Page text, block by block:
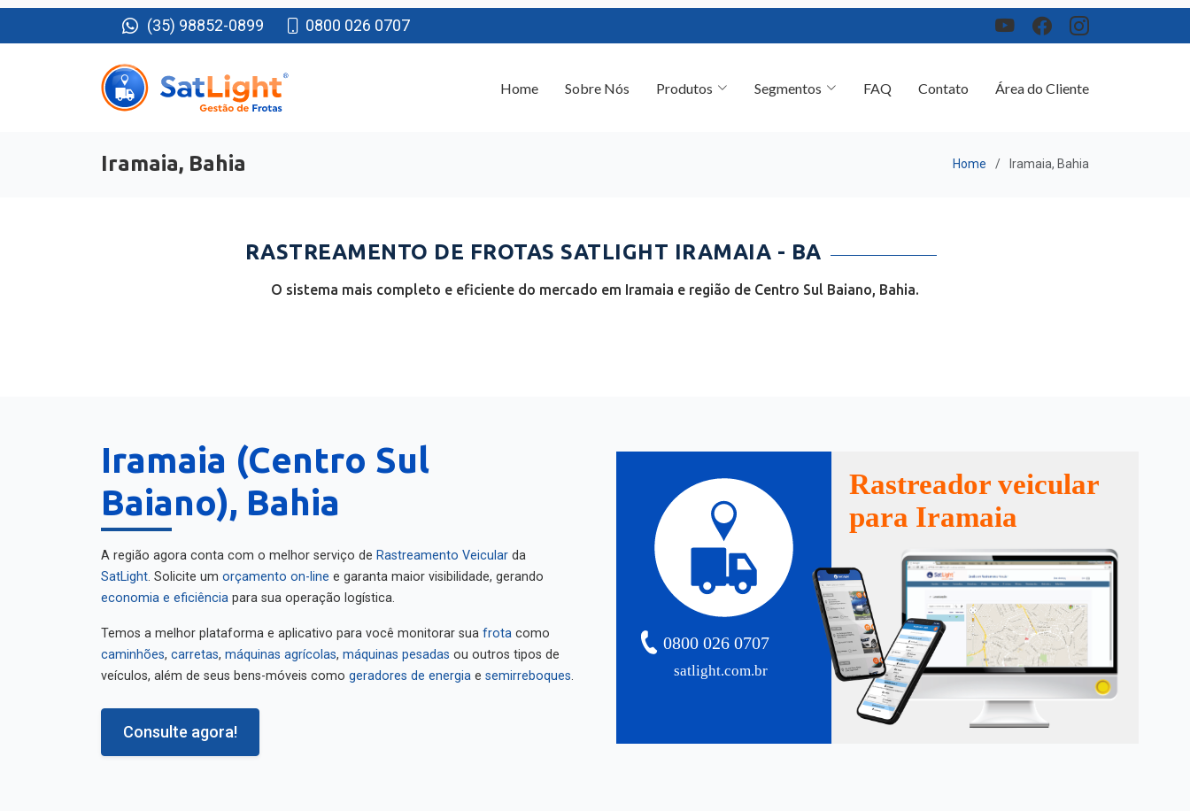
(35) 98852-0899 0800 026 0707
Área do Cliente
Iramaia, Bahia Home Iramaia, Bahia
RASTREAMENTO DE FROTAS SATLIGHT IRAMAIA - BA
O sistema mais completo e eficiente do mercado em Iramaia e região de Centro Sul Baiano, Bahia.
Iramaia (Centro Sul
Baiano), Bahia
A região agora conta com o melhor serviço de Rastreamento Veicular da
SatLight . Solicite um orçamento on-line e garanta maior visibilidade, gerando
economia e eficiência para sua operação logística.
Temos a melhor plataforma e aplicativo para você monitorar sua frota como
caminhões carretas máquinas agrícolas máquinas pesadas ou outros tipos de
veículos, além de seus bens-móveis como geradores de energia e semirreboques
Consulte agora!
satlight.com.br
0800 026 0707
Rastreador veicular
para Iramaia